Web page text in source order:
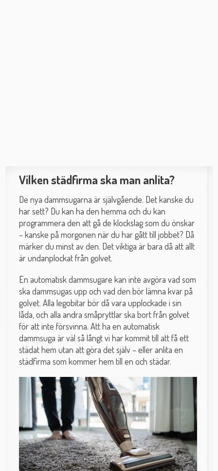
Vilken städfirma ska man anlita?
De nya dammsugarna är självgående. Det kanske du
har sett? Du kan ha den hemma och du kan
programmera den att gå de klockslag som du önskar
– kanske på morgonen när du har gått till jobbet? Då
märker du minst av den. Det viktiga är bara då att allt
är undanplockat från golvet.
En automatisk dammsugare kan inte avgöra vad som
ska dammsugas upp och vad den bör lämna kvar på
golvet. Alla legobitar bör då vara upplockade i sin
låda, och alla andra småpryttlar ska bort från golvet
för att inte försvinna. Att ha en automatisk
dammsuga är väl så långt vi har kommit till att få ett
städat hem utan att göra det själv – eller anlita en
städfirma som kommer hem till en och städar.